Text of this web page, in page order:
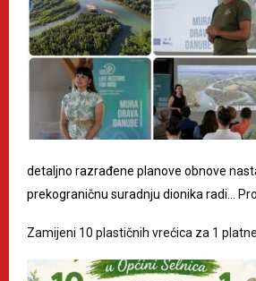
detaljno razrađene planove obnove
prekograničnu suradnju dionika radi…
Zamijeni 10 plastičnih vrećica za 1